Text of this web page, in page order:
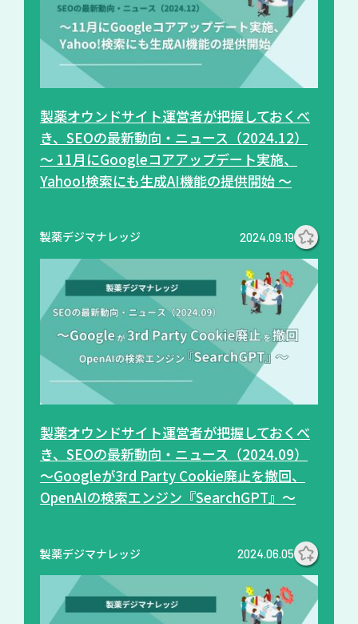
製薬オウンドサイト運営者が把握しておくべ
き、SEOの最新動向・ニュース（2024.12）
～ 11月にGoogleコアアップデート実施、
Yahoo!検索にも生成AI機能の提供開始 ～
製薬デジマナレッジ 2024.09.19
製薬オウンドサイト運営者が把握しておくべ
き、SEOの最新動向・ニュース（2024.09）
～Googleが3rd Party Cookie廃止を撤回、
OpenAIの検索エンジン『SearchGPT』～
製薬デジマナレッジ 2024.06.05